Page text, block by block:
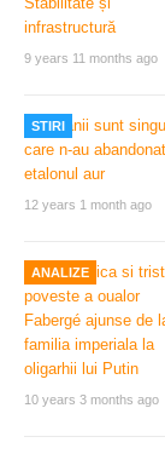
9 years 11 months ago
STIRI
12 years 1 month ago
ANALIZE
10 years 3 months ago